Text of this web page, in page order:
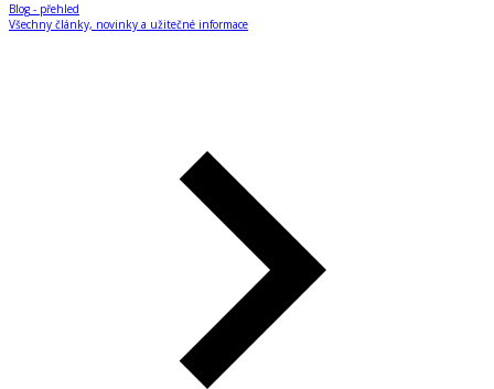
Blog - přehled
Všechny články, novinky a užitečné informace